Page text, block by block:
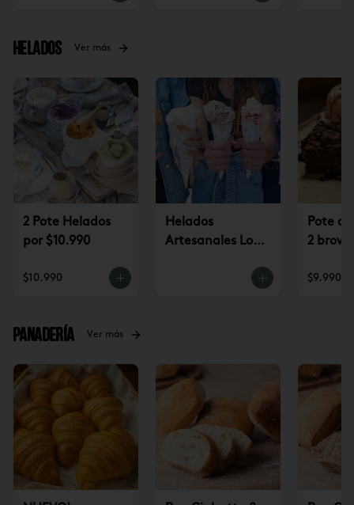
Helados Ver más
2 Pote Helados
por $10.990
$10.990
Helados
Artesanales Lo
Pote
2
$9.990
Panadería Ver más